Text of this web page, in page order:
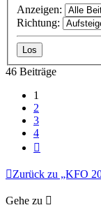
Anzeigen:
Richtung:
46 Beiträge
1
2
3
4
Zurück zu „KFO
Gehe zu